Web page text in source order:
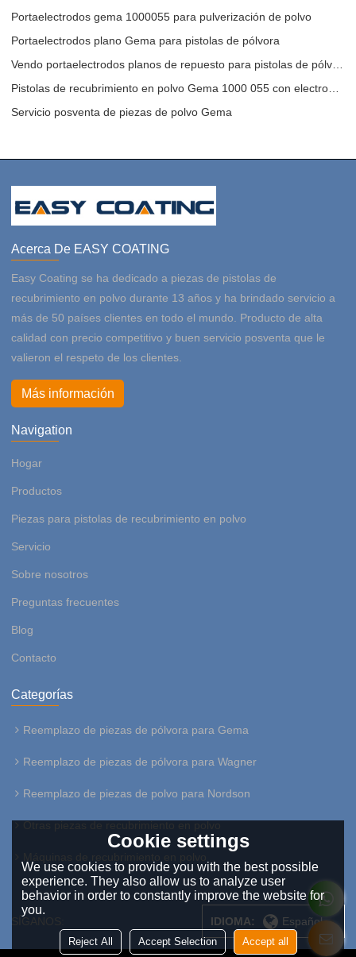
Portaelectrodos gema 1000055 para pulverización de polvo
Portaelectrodos plano Gema para pistolas de pólvora
Servicio posventa de piezas de polvo Gema
Acerca De EASY COATING
Easy Coating se ha dedicado a piezas de pistolas de
recubrimiento en polvo durante 13 años y ha brindado servicio a
más de 50 países clientes en todo el mundo. Producto de alta
calidad con precio competitivo y buen servicio posventa que le
valieron el respeto de los clientes.
Más información
Navigation
Hogar
Productos
Piezas para pistolas de recubrimiento en polvo
Servicio
Sobre nosotros
Preguntas frecuentes
Blog
Contacto
Categorías
Reemplazo de piezas de pólvora para Gema
Reemplazo de piezas de pólvora para Wagner
Reemplazo de piezas de polvo para Nordson
Otras piezas de recubrimiento en polvo
SÍGANOS: IDIOMA: Español
Cookie settings
We use cookies to provide you with the best possible
experience. They also allow us to analyze user
behavior in order to constantly improve the website for
you.
Reject All Accept Selection Accept all